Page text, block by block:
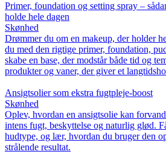
Primer, foundation og setting spray –
holde hele dagen
Skønhed
Drømmer du om en makeup, der holder
du med den rigtige primer, foundation,
skabe en base, der modstår både tid og
produkter og vaner, der giver et
Ansigtsolier som ekstra fugtpleje-boost
Skønhed
Oplev, hvordan en ansigtsolie kan
intens fugt, beskyttelse og naturlig glød.
hudtype, og lær, hvordan du bruger den
strålende resultat.